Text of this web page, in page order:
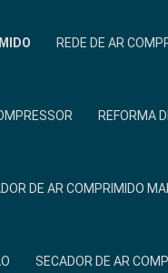
REDE DE AR
REFORMA
DE AR COMPRIMIDO
SECADOR DE AR